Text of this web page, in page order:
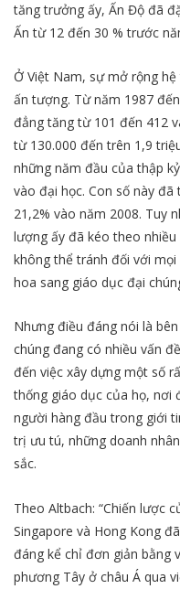
tăng trưởng ấy, Ấn Độ đã
Ấn từ 12 đến 30 % trước
Ở Việt Nam, sự mở rộng
ấn tượng. Từ năm 1987
đẳng tăng từ 101 đến 412
từ 130.000 đến trên 1,9
những năm đầu của thập
vào đại học. Con số này
21,2% vào năm 2008. Tuy
lượng ấy đã kéo theo
không thể tránh đối với
hoa sang giáo dục đại
Nhưng điều đáng nói là
chúng đang có nhiều vấn
đến việc xây dựng một số
thống giáo dục của họ, nơi
người hàng đầu trong giới
trị ưu tú, những doanh
sắc.
Theo Altbach: “Chiến lược
Singapore và Hong Kong
đáng kể chỉ đơn giản bằng
phương Tây ở châu Á qua